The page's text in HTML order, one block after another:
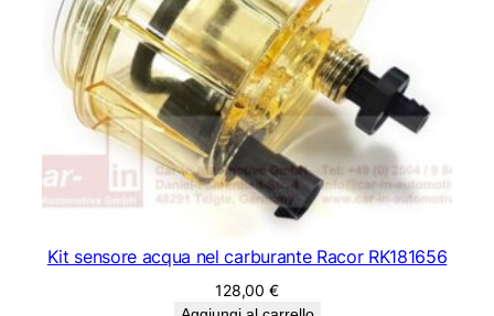
Kit sensore acqua nel carburante Racor RK181656
128,00€